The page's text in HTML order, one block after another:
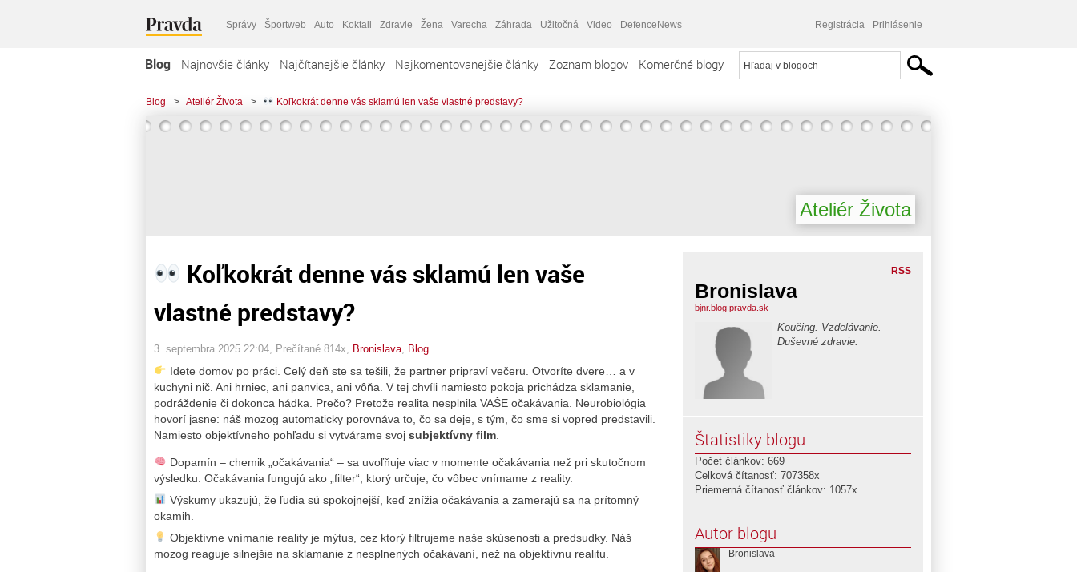
Správy Športweb Auto Koktail Zdravie Žena Varecha Záhrada Užitočná Video DefenceNews Registrácia Prihlásenie
Blog Najnovšie články Najčítanejšie články Najkomentovanejšie články Zoznam blogov Komerčné blogy
Blog > Ateliér Života > Koľkokrát denne vás sklamú len vaše vlastné predstavy?
Ateliér Života
Koľkokrát denne vás sklamú len vaše
vlastné predstavy?
3. septembra 2025 22:04 , Prečítané 814x, Bronislava Blog
Idete domov po práci. Celý deň ste sa tešili, že partner pripraví večeru. Otvoríte dvere… a v
kuchyni nič. Ani hrniec, ani panvica, ani vôňa. V tej chvíli namiesto pokoja prichádza sklamanie,
podráždenie či dokonca hádka. Prečo? Pretože realita nesplnila VAŠE očakávania. Neurobiológia
hovorí jasne: náš mozog automaticky porovnáva to, čo sa deje, s tým, čo sme si vopred predstavili.
Namiesto objektívneho pohľadu si vytvárame svoj subjektívny film
Dopamín – chemik „očakávania“ – sa uvoľňuje viac v momente očakávania než pri skutočnom
výsledku. Očakávania fungujú ako „filter“, ktorý určuje, čo vôbec vnímame z reality.
Výskumy ukazujú, že ľudia sú spokojnejší, keď znížia očakávania a zamerajú sa na prítomný
okamih.
Objektívne vnímanie reality je mýtus, cez ktorý filtrujeme naše skúsenosti a predsudky. Náš
mozog reaguje silnejšie na sklamanie z nesplnených očakávaní, než na objektívnu realitu.
RSS
Bronislava
bjnr.blog.pravda.sk
Koučing. Vzdelávanie.
Duševné zdravie.
Štatistiky blogu
Počet článkov: 669
Celková čítanosť: 707358x
Priemerná čítanosť článkov: 1057x
Autor blogu
Bronislava